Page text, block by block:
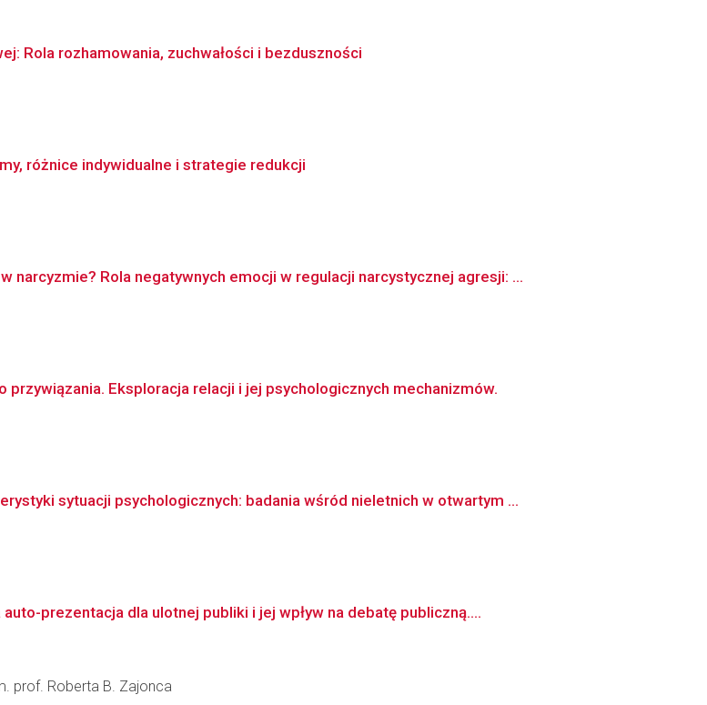
Rola rozhamowania, zuchwałości i bezduszności
różnice indywidualne i strategie redukcji
narcyzmie? Rola negatywnych emocji w regulacji narcystycznej agresji: ...
Eksploracja relacji i jej psychologicznych mechanizmów.
sytuacji psychologicznych: badania wśród nieletnich w otwartym ...
prezentacja dla ulotnej publiki i jej wpływ na debatę publiczną....
prof. Roberta B. Zajonca